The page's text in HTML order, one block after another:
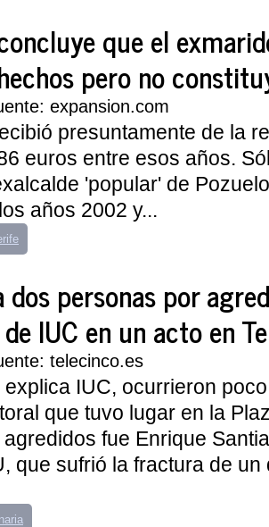
que el
pero no
expansion.com
presuntamente de la
euros entre esos años.
'popular' de
años 2002 y...
dos personas por
IUC en un acto en
telecinco.es
IUC, ocurrieron
que tuvo lugar en la
fue Enrique
que sufrió la fractura de un